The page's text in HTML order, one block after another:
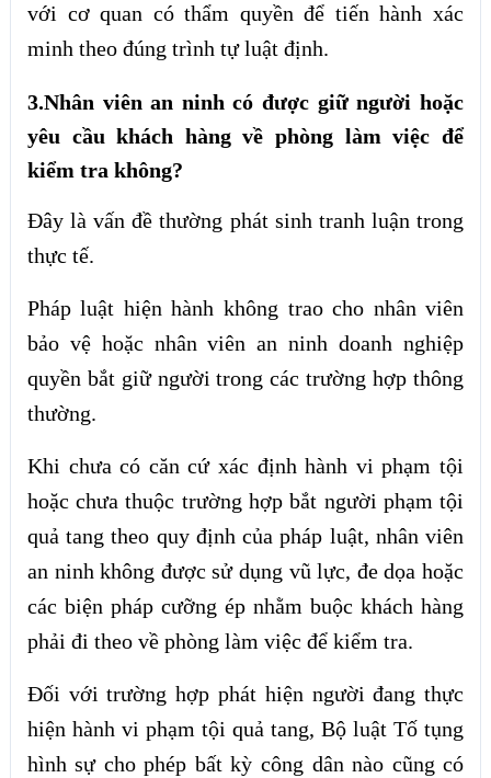
với cơ quan có thẩm quyền để tiến hành xác
minh theo đúng trình tự luật định.
3.Nhân viên an ninh có được giữ người hoặc
yêu cầu khách hàng về phòng làm việc để
kiểm tra không?
Đây là vấn đề thường phát sinh tranh luận trong
thực tế.
Pháp luật hiện hành không trao cho nhân viên
bảo vệ hoặc nhân viên an ninh doanh nghiệp
quyền bắt giữ người trong các trường hợp thông
thường.
Khi chưa có căn cứ xác định hành vi phạm tội
hoặc chưa thuộc trường hợp bắt người phạm tội
quả tang theo quy định của pháp luật, nhân viên
an ninh không được sử dụng vũ lực, đe dọa hoặc
các biện pháp cưỡng ép nhằm buộc khách hàng
phải đi theo về phòng làm việc để kiểm tra.
Đối với trường hợp phát hiện người đang thực
hiện hành vi phạm tội quả tang, Bộ luật Tố tụng
hình sự cho phép bất kỳ công dân nào cũng có